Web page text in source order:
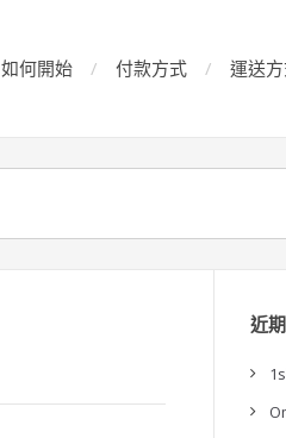
如何開始 付款方式 運送
近